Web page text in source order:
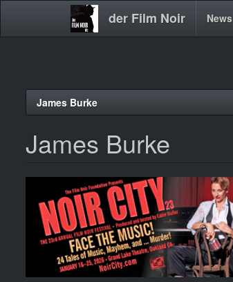
der Film Noir
Main News
James Burke
James Burke